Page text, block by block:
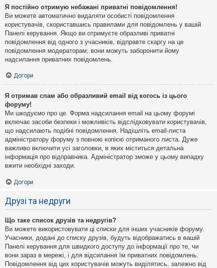
Я постійно отримую небажані приватні повідомлення!
Ви можете автоматично видаляти особисті повідомлення
користувачів, скориставшись правилами для повідомлень у вашій
Панелі керування. Якщо ви отримуєте образливі приватні
повідомлення від одного з учасників, відправте скаргу на це
повідомлення модераторам; вони можуть заборонити йому
надсилання приватних повідомлень.
Догори
Я отримав спам або образливий email від когось із цього
форуму!
Ми шкодуємо про це. Форма надсилання email на цьому форумі
включає засоби безпеки і можливість відслідковувати користувачів,
що надсилають подібні повідомлення. Надішліть email-листа
адміністратору форуму з повною копією отриманого листа. Дуже
важливо включити усі заголовки, в яких міститься детальна
інформація про відправника. Адміністратор зможе у цьому випадку
вжити необхідні заходи.
Догори
Друзі та недруги
Що таке список друзів та недругів?
Ви можете використовувати ці списки для інших учасників форуму.
Учасники, додані до списку друзів, будуть відображатись в вашій
Панелі керування для швидкого доступу до інформації про те, чи
вони зараз в мережі, і для відсилання їм приватних повідомлень.
Повідомлення від цих користувачів можуть виділятись, залежно від